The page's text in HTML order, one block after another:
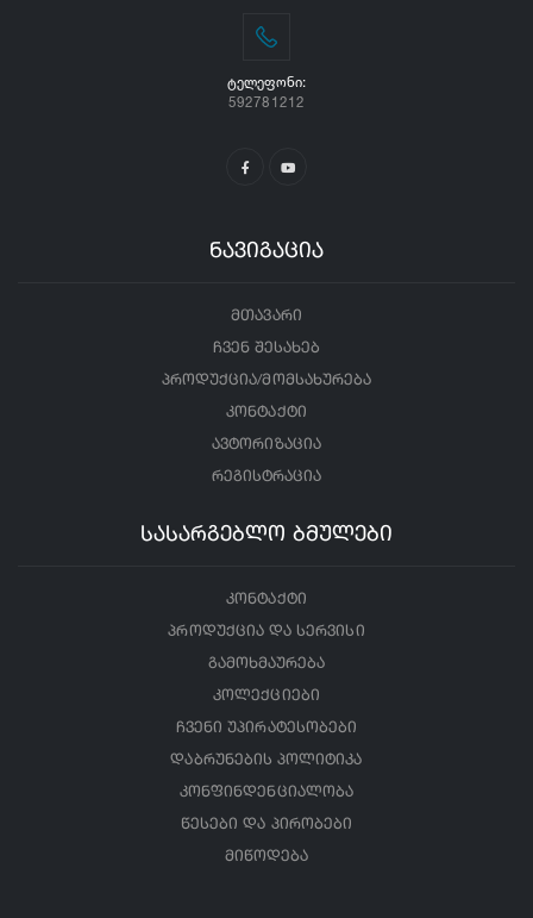
ᲢᲔᲚᲔᲤᲝᲜᲘ:
592781212
ნავიგაცია
მთავარი
ჩვენ შესახებ
პროდუქცია/მომსახურება
კონტაქტი
ავტორიზაცია
რეგისტრაცია
სასარგებლო ბმულები
კონტაქტი
პროდუქცია და სერვისი
გამოხმაურება
კოლექციები
ჩვენი უპირატესობები
დაბრუნების პოლიტიკა
კონფინდენციალობა
წესები და პირობები
მიწოდება